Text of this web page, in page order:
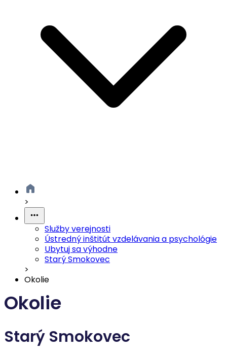
>
Služby verejnosti
Ústredný inštitút vzdelávania a psychológie
Ubytuj sa výhodne
Starý Smokovec
>
Okolie
Okolie
Starý Smokovec